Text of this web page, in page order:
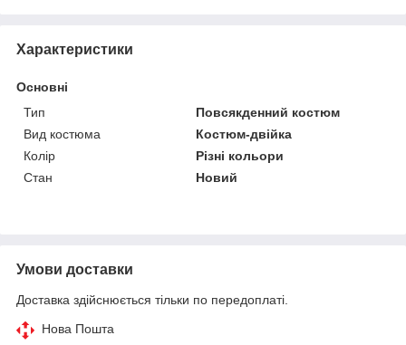
Характеристики
Основні
Тип
Повсякденний костюм
Вид костюма
Костюм-двійка
Колір
Різні кольори
Стан
Новий
Умови доставки
Доставка здійснюється тільки по передоплаті.
Нова Пошта